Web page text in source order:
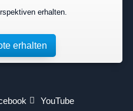
erhalten.
erhalten
YouTube